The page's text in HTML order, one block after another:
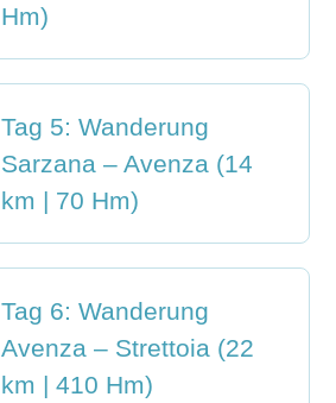
Hm)
Tag 5: Wanderung
Sarzana – Avenza (14
km | 70 Hm)
Tag 6: Wanderung
Avenza – Strettoia (22
km | 410 Hm)